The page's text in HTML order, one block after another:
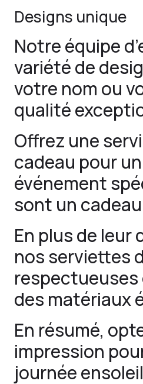
Designs unique
Notre équipe
variété de
votre nom ou
qualité
Offrez une
cadeau pour
événement
sont un
En plus de
nos serviettes
respectueuses
des matériaux
En résumé,
impression
journée